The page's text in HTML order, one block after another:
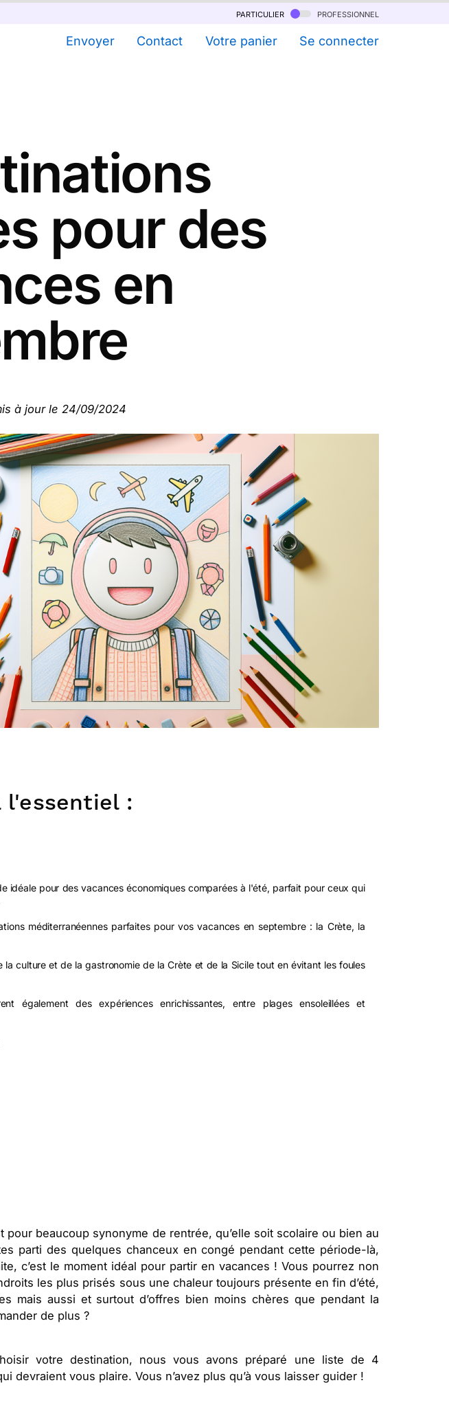
particulier professionnel
Envoyer Contact Votre panier Se connecter
pour des
en
à jour le 24/09/2024
l'essentiel :
idéale pour des vacances économiques comparées à l'été, parfait pour ceux qui
méditerranéennes parfaites pour vos vacances en septembre : la Crète, la
la culture et de la gastronomie de la Crète et de la Sicile tout en évitant les foules
également des expériences enrichissantes, entre plages ensoleillées et
pour beaucoup synonyme de rentrée, qu’elle soit scolaire ou bien au
parti des quelques chanceux en congé pendant cette période-là,
c’est le moment idéal pour partir en vacances ! Vous pourrez non
les plus prisés sous une chaleur toujours présente en fin d’été,
mais aussi et surtout d’offres bien moins chères que pendant la
de plus ?
votre destination, nous vous avons préparé une liste de 4
devraient vous plaire. Vous n’avez plus qu’à vous laisser guider !